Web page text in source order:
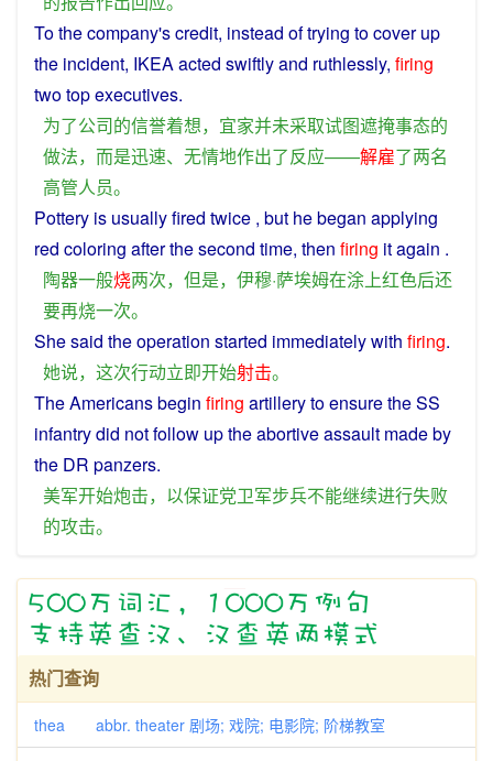
Tothecompany'scredit, instead oftrying tocover up
the incident, IKEAacted swiftlyand ruthlessly, firing
twotopexecutives.
为了公司的信誉着想， 宜家并未采取试图遮掩事态的
做法， 而是迅速、 无情地作出了反应——解雇了两名
高管人员。
Pottery is usuallyfired twice , but he began applying
red coloring afterthesecond time, then firing itagain .
陶器一般烧两次， 但是，伊穆·萨埃姆在涂上红色后还
要再烧一次。
Shesaid theoperation started immediatelywith firing.
她说， 这次行动立即开始射击。
TheAmericansbegin firing artillerytoensurethe SS
infantrydid notfollow up theabortiveassault madeby
the DR panzers.
美军开始炮击， 以保证党卫军步兵不能继续进行失败
的攻击。
热门查询
thea abbr. theater 剧场; 戏院; 电影院; 阶梯教室